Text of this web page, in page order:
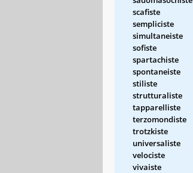
scafiste
sempliciste
simultaneiste
sofiste
spartachiste
spontaneiste
stiliste
strutturaliste
tapparelliste
terzomondiste
trotzkiste
universaliste
velociste
vivaiste